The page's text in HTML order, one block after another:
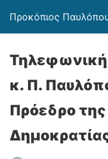
Προκόπιος
κ. Π.
Πρόεδρο